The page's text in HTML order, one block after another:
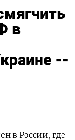
в
--
в России, где